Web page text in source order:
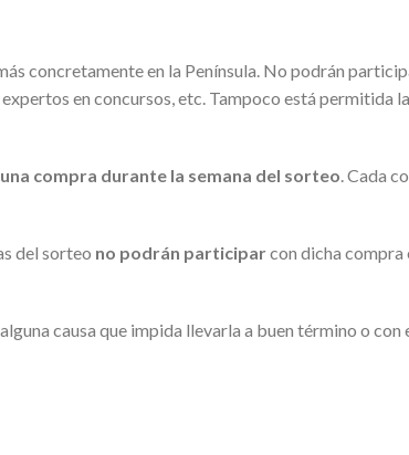
concretamente en la Península. No podrán
en concursos, etc. Tampoco está permitida
compra durante la semana del sorteo. Cada
del sorteo no podrán participarcon dicha compra
causa que impida llevarla a buen término o con